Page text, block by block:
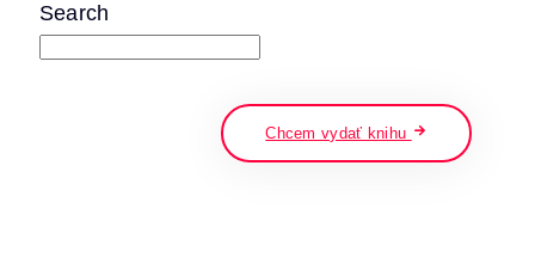
Search
Chcem vydať knihu